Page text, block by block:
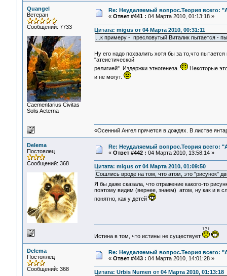
Quangel
Ветеран
Сообщений: 7733
Сaementarius Civitas
Solis Aeterna
Re: Неудаляемый вопрос.Теория всего:
« Ответ #441 : 04 Марта 2010, 01:13:18 »
Цитата: migus от 04 Марта 2010, 00:31:11
...к примеру - пресловутый Виталик пытается -
Ну его надо похвалить хотя бы за то,что
"атеистической
религией". Издержки этногенеза.
Некоторые
и не могут.
«Осенний Ангел прячется в дождях. В листве
Delema
Постоялец
Сообщений: 368
Re: Неудаляемый вопрос.Теория всего:
« Ответ #442 : 04 Марта 2010, 13:58:14 »
Цитата: migus от 04 Марта 2010, 01:09:50
Сошлись вроде на том, что атом, это "рисунок"
Я бы даже сказала, что отражение какого-то
поэтому видим (вернее, знаем) атом, ну как и в
понятно, как у детей
Истина в том, что истины не существует
Delema
Постоялец
Сообщений: 368
Re: Неудаляемый вопрос.Теория всего:
« Ответ #443 : 04 Марта 2010, 14:01:28 »
Цитата: Urbis Numen от 04 Марта 2010, 01:13:18